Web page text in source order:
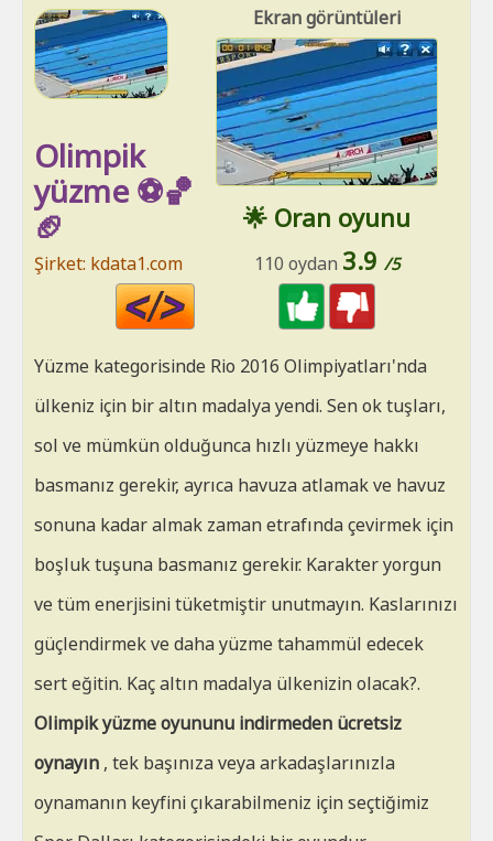
Ekran görüntüleri
🌟 Oran oyunu
110 oydan 3.9 /5
Olimpik
yüzme ⚽🏀
🏈
Şirket: kdata1.com
HTML
Yüzme kategorisinde Rio 2016 Olimpiyatları'nda
ülkeniz için bir altın madalya yendi. Sen ok tuşları,
sol ve mümkün olduğunca hızlı yüzmeye hakkı
basmanız gerekir, ayrıca havuza atlamak ve havuz
sonuna kadar almak zaman etrafında çevirmek için
boşluk tuşuna basmanız gerekir. Karakter yorgun
ve tüm enerjisini tüketmiştir unutmayın. Kaslarınızı
güçlendirmek ve daha yüzme tahammül edecek
sert eğitin. Kaç altın madalya ülkenizin olacak?.
Olimpik yüzme oyununu indirmeden ücretsiz
oynayın , tek başınıza veya arkadaşlarınızla
oynamanın keyfini çıkarabilmeniz için seçtiğimiz